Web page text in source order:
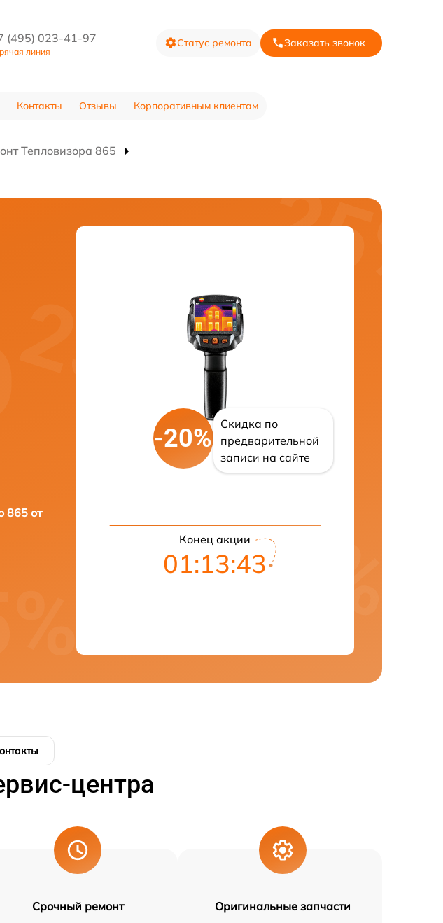
(495) 023-41-97
линия
Статус ремонта Заказать звонок
Контакты Отзывы Корпоративным клиентам
Тепловизора 865
865 от
-20%
Скидка по
предварительной
записи на сайте
Конец акции
01:13:42
центра
Срочный ремонт Оригинальные запчасти